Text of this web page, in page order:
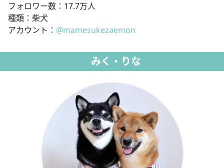
フォロワー数：17.7万人
種類：柴犬
アカウント： @mamesukezaemon
みく・りな